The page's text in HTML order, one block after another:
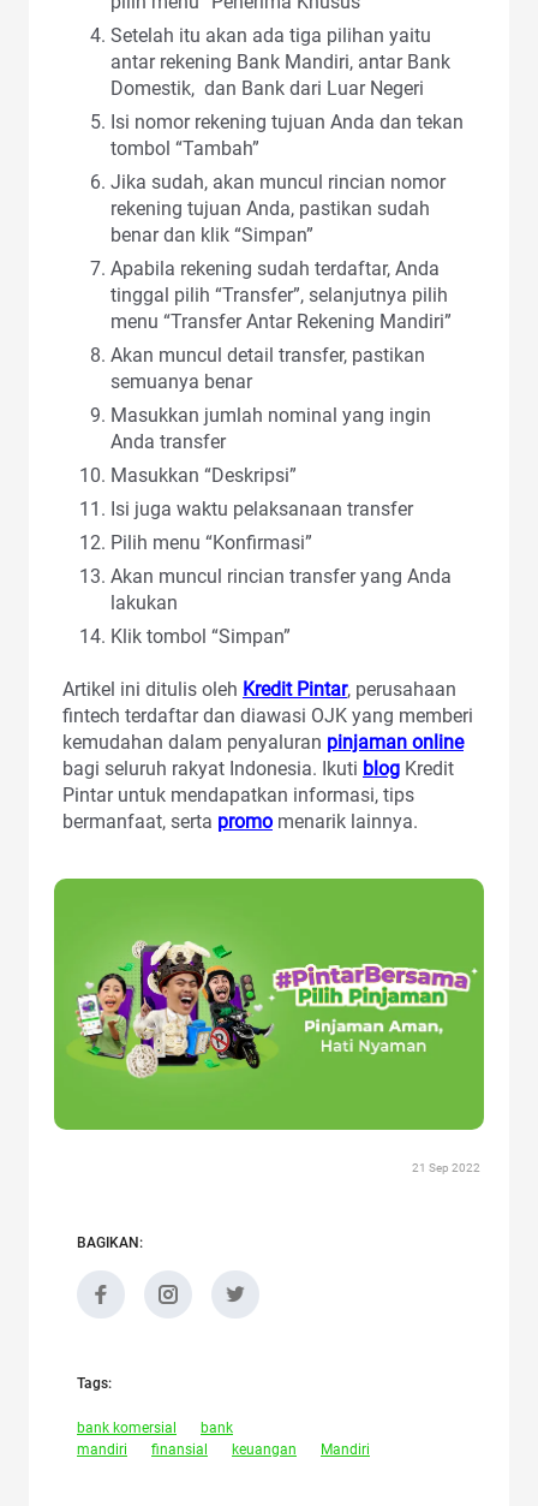
Setelah itu akan ada tiga pilihan yaitu
antar rekening Bank Mandiri, antar Bank
Domestik, dan Bank dari Luar Negeri
Isi nomor rekening tujuan Anda dan tekan
tombol “Tambah”
Jika sudah, akan muncul rincian nomor
rekening tujuan Anda, pastikan sudah
benar dan klik “Simpan”
Apabila rekening sudah terdaftar, Anda
tinggal pilih “Transfer”, selanjutnya pilih
menu “Transfer Antar Rekening Mandiri”
Akan muncul detail transfer, pastikan
semuanya benar
Masukkan jumlah nominal yang ingin
Anda transfer
Masukkan “Deskripsi”
Isi juga waktu pelaksanaan transfer
Pilih menu “Konfirmasi”
Akan muncul rincian transfer yang Anda
lakukan
Klik tombol “Simpan”
Artikel ini ditulis oleh Kredit Pintar, perusahaan
fintech terdaftar dan diawasi OJK yang memberi
kemudahan dalam penyaluran pinjaman online
bagi seluruh rakyat Indonesia. Ikuti blog Kredit
Pintar untuk mendapatkan informasi, tips
bermanfaat, serta promo menarik lainnya.
21 Sep 2022
BAGIKAN:
Tags:
bank komersial
bank
mandiri
finansial keuangan Mandiri